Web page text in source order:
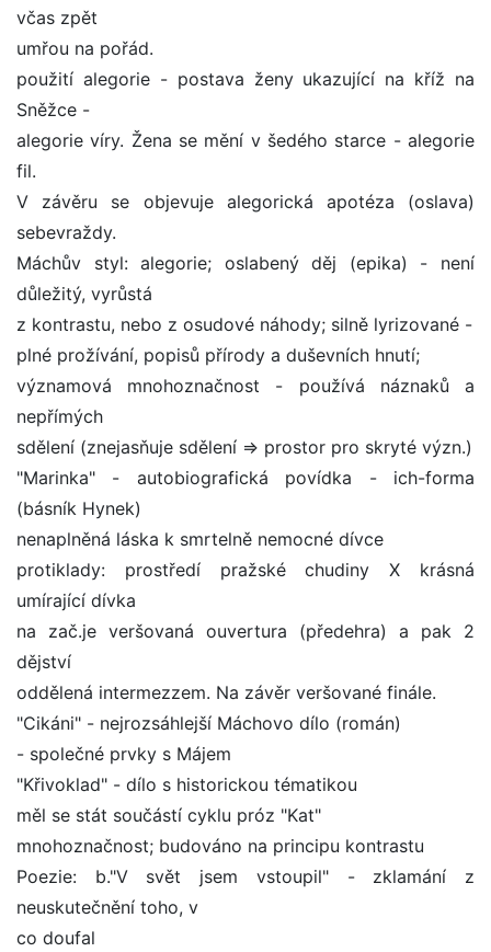
včas zpět
umřou na pořád.
použití alegorie - postava ženy ukazující na kříž na
Sněžce -
alegorie víry. Žena se mění v šedého starce - alegorie
fil.
V závěru se objevuje alegorická apotéza (oslava)
sebevraždy.
Máchův styl: alegorie; oslabený děj (epika) - není
důležitý, vyrůstá
z kontrastu, nebo z osudové náhody; silně lyrizované -
plné prožívání, popisů přírody a duševních hnutí;
významová mnohoznačnost - používá náznaků a
nepřímých
sdělení (znejasňuje sdělení => prostor pro skryté význ.)
"Marinka" - autobiografická povídka - ich-forma
(básník Hynek)
nenaplněná láska k smrtelně nemocné dívce
protiklady: prostředí pražské chudiny X krásná
umírající dívka
na zač.je veršovaná ouvertura (předehra) a pak 2
dějství
oddělená intermezzem. Na závěr veršované finále.
"Cikáni" - nejrozsáhlejší Máchovo dílo (román)
- společné prvky s Májem
"Křivoklad" - dílo s historickou tématikou
měl se stát součástí cyklu próz "Kat"
mnohoznačnost; budováno na principu kontrastu
Poezie: b."V svět jsem vstoupil" - zklamání z
neuskutečnění toho, v
co doufal